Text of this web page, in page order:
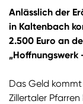
Anlässlich der
in Kaltenbach
2.500 Euro an
„Hoffnungswerk
Das Geld
Zillertaler